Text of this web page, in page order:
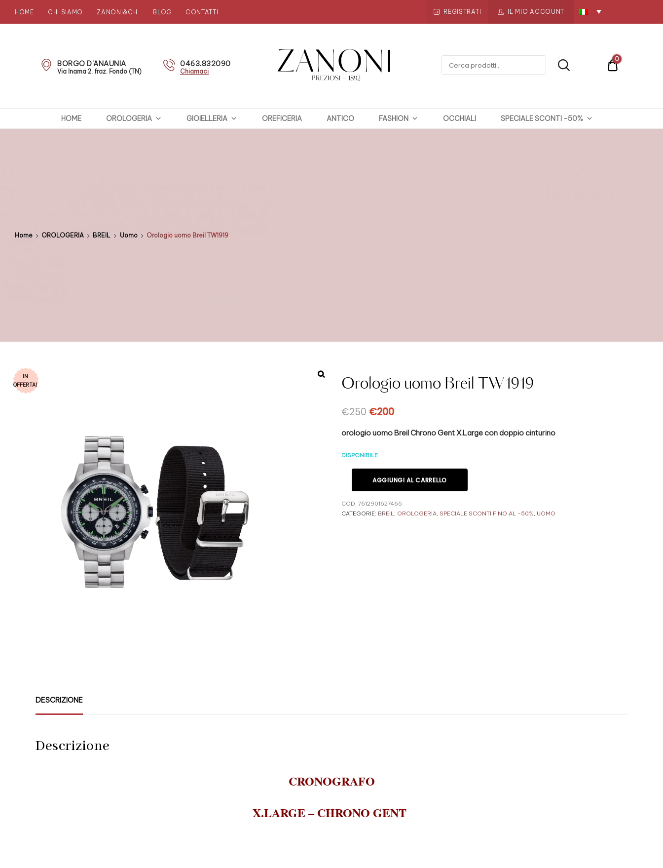
HOME CHI SIAMO ZANONI&CH. BLOG CONTATTI REGISTRATI IL MIO ACCOUNT
BORGO D'ANAUNIA
Via Inama 2, fraz. Fondo (TN)
0463.832090
Chiamaci
PREZIOSI
€0
0
HOME OROLOGERIA GIOIELLERIA OREFICERIA ANTICO FASHION OCCHIALI SPECIALE SCONTI -50%
Home OROLOGERIA BREIL Uomo Orologio uomo Breil TW1919
IN
OFFERTA!
Orologio uomo Breil TW1919
€250 €200
orologio uomo Breil Chrono Gent X.Large con doppio cinturino
DISPONIBILE
AGGIUNGI AL CARRELLO
COD: 7612901627465
CATEGORIE: BREIL OROLOGERIA SPECIALE SCONTI FINO AL -50% UOMO
DESCRIZIONE
Descrizione
CRONOGRAFO
X.LARGE – CHRONO GENT